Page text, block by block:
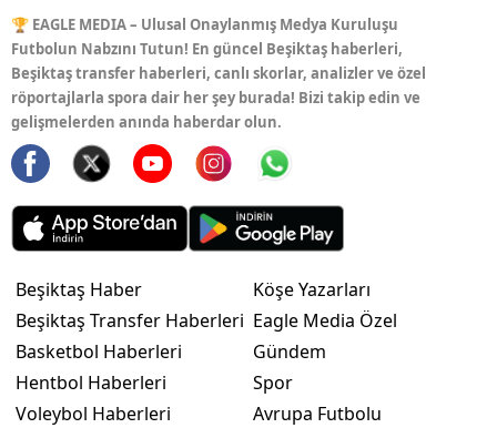
🏆 EAGLE MEDIA – Ulusal Onaylanmış Medya Kuruluşu
Futbolun Nabzını Tutun! En güncel Beşiktaş haberleri,
Beşiktaş transfer haberleri, canlı skorlar, analizler ve özel
röportajlarla spora dair her şey burada! Bizi takip edin ve
gelişmelerden anında haberdar olun.
Beşiktaş Haber
Beşiktaş Transfer Haberleri
Basketbol Haberleri
Hentbol Haberleri
Voleybol Haberleri
Köşe Yazarları
Eagle Media Özel
Gündem
Spor
Avrupa Futbolu